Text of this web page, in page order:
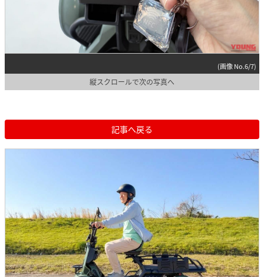
(画像 No.6/7)
縦スクロールで次の写真へ
記事へ戻る